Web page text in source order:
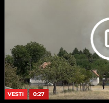
VESTI 0:27